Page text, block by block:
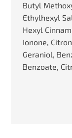
Butyl
Ethylhexyl
Hexyl
Ionone,
Geraniol,
Benzoate,